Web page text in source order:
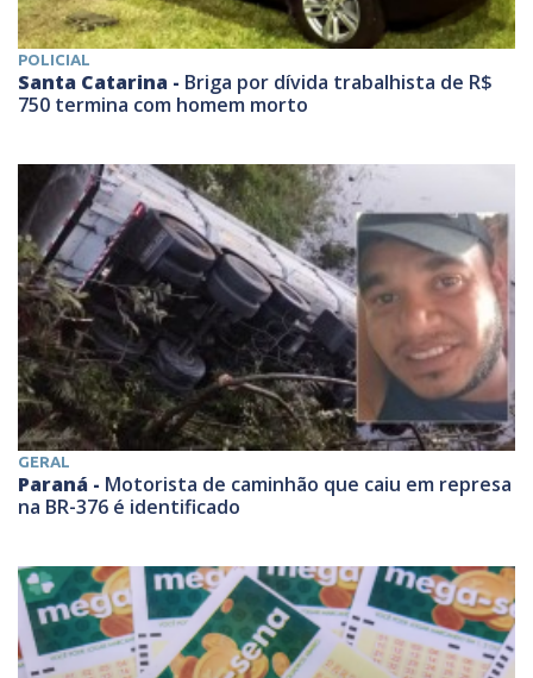
POLICIAL
Santa Catarina - Briga por dívida trabalhista de R$
750 termina com homem morto
GERAL
Paraná - Motorista de caminhão que caiu em represa
na BR-376 é identificado